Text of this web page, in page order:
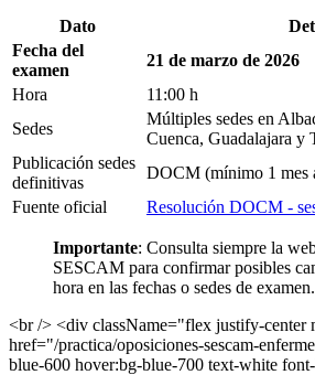
Dato
Fecha del
examen
21 de marzo de 2026
Hora
11:00 h
Sedes
Múltiples sedes en
Cuenca, Guadalajara y
Publicación sedes
definitivas
DOCM (mínimo 1 mes
Fuente oficial
Resolución DOCM -
Importante: Consulta siempre la
SESCAM para confirmar posibles
hora en las fechas o sedes de examen.
<br /> <div className="flex justify-center
href="/practica/oposiciones-sescam-
blue-600 hover:bg-blue-700 text-white